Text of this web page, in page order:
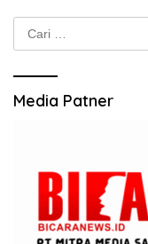
Media Patner